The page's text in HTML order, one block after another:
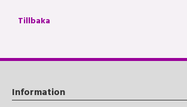
Tillbaka
Information